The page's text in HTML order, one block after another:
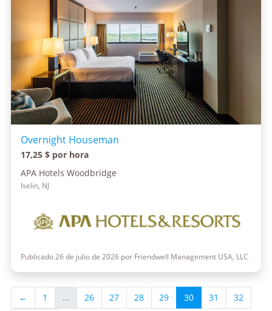
Overnight Houseman
17,25 $ por hora
APA Hotels Woodbridge
Iselin, NJ
Publicado 26 de julio de 2026 por Friendwell Management USA, LLC
← 1 … 26 27 28 29 30 31 32